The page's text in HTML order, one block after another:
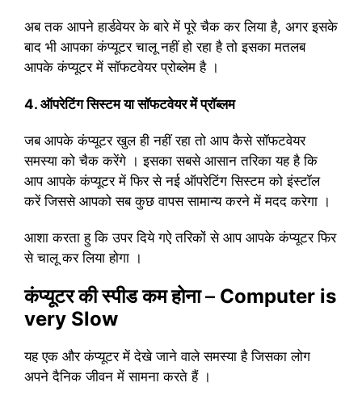
अब तक आपने हार्डवेयर के बारे में पूरे चैक कर लिया है, अगर इसके
बाद भी आपका कंप्यूटर चालू नहीं हो रहा है तो इसका मतलब
आपके कंप्यूटर में सॉफटवेयर प्रोब्लेम है ।
4. ऑपरेटिंग सिस्टम या सॉफटवेयर में प्रॉब्लम
जब आपके कंप्यूटर खुल ही नहीं रहा तो आप कैसे सॉफटवेयर
समस्या को चैक करेंगे । इसका सबसे आसान तरिका यह है कि
आप आपके कंप्यूटर में फिर से नई ऑपरेटिंग सिस्टम को इंस्टॉल
करें जिससे आपको सब कुछ वापस सामान्य करने में मदद करेगा ।
आशा करता हु कि उपर दिये गऐ तरिकों से आप आपके कंप्यूटर फिर
से चालू कर लिया होगा ।
कंप्यूटर की स्पीड कम होना – Computer is
very Slow
यह एक और कंप्यूटर में देखे जाने वाले समस्या है जिसका लोग
अपने दैनिक जीवन में सामना करते हैं ।